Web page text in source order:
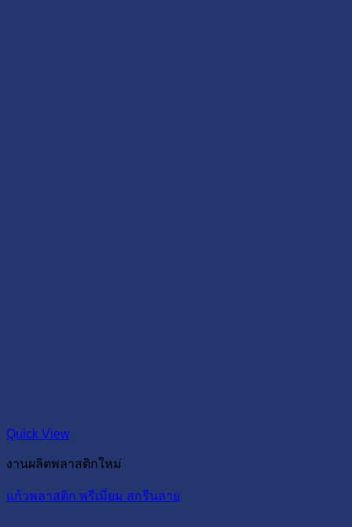
Quick View
งานผลิตพลาสติกใหม่
แก้วพลาสติก พรีเมี่ยม สกรีนลาย